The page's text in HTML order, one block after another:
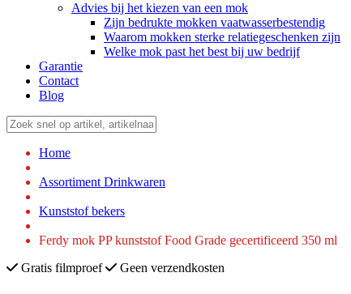
Advies bij het kiezen van een mok
Zijn bedrukte mokken vaatwasserbestendig
Waarom mokken sterke relatiegeschenken zijn
Welke mok past het best bij uw bedrijf
Garantie
Contact
Blog
Home
Assortiment Drinkwaren
Kunststof bekers
Ferdy mok PP kunststof Food Grade gecertificeerd 350 ml
Gratis filmproef
Geen verzendkosten